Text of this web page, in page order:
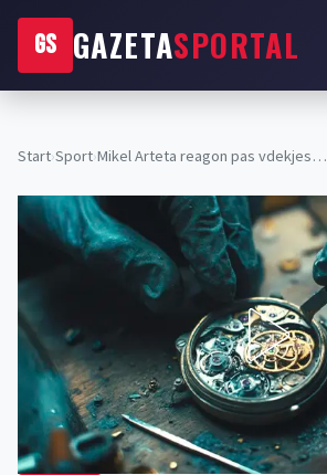
GS GAZETASPORTAL
Start›Sport›Mikel Arteta reagon pas vdekjes…